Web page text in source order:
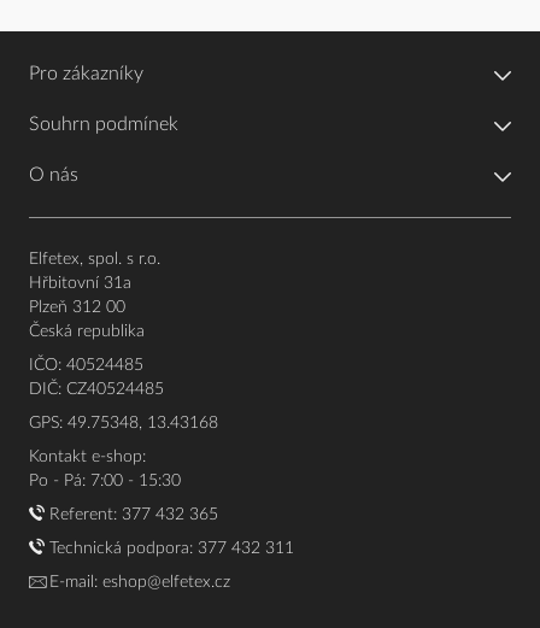
Pro zákazníky
Souhrn podmínek
O nás
Elfetex, spol. s r.o.
Hřbitovní 31a
Plzeň 312 00
Česká republika
IČO: 40524485
DIČ: CZ40524485
GPS: 49.75348, 13.43168
Kontakt e-shop:
Po - Pá: 7:00 - 15:30
Referent: 377 432 365
Technická podpora: 377 432 311
E-mail: eshop@elfetex.cz